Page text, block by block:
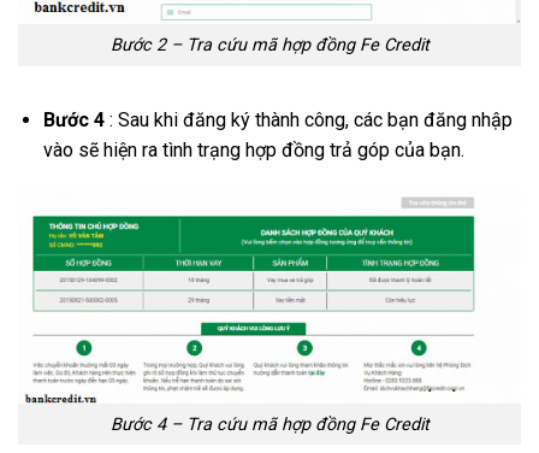
Bước 2 – Tra cứu mã hợp đồng Fe Credit
Bước 4: Sau khi đăng ký thành công, các bạn đăng nhập
vào sẽ hiện ra tình trạng hợp đồng trả góp của bạn.
Bước 4 – Tra cứu mã hợp đồng Fe Credit